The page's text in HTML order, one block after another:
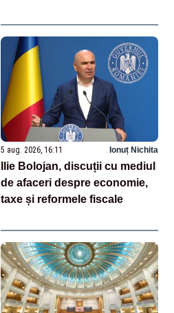
două nopți la rând
5 aug. 2026, 16:11 Ionuț Nichita
Ilie Bolojan, discuții cu mediul
de afaceri despre economie,
taxe și reformele fiscale